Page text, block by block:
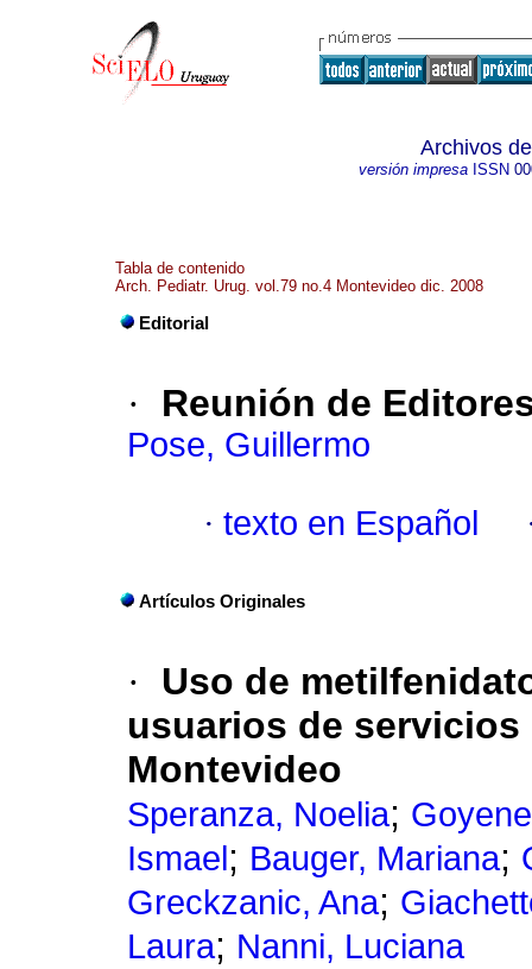
Archivos
versión impresaISSN
Tabla de contenido
Arch. Pediatr. Urug. vol.79 no.4 Montevideo dic. 2008
Editorial
· Reunión de
Pose, Guillermo
· texto en Español
Artículos Originales
·
Uso de
usuarios de
Montevideo
Speranza, Noelia;
Ismael ; Bauger, Mariana;
Greckzanic, Ana;
Laura; Nanni, Luciana